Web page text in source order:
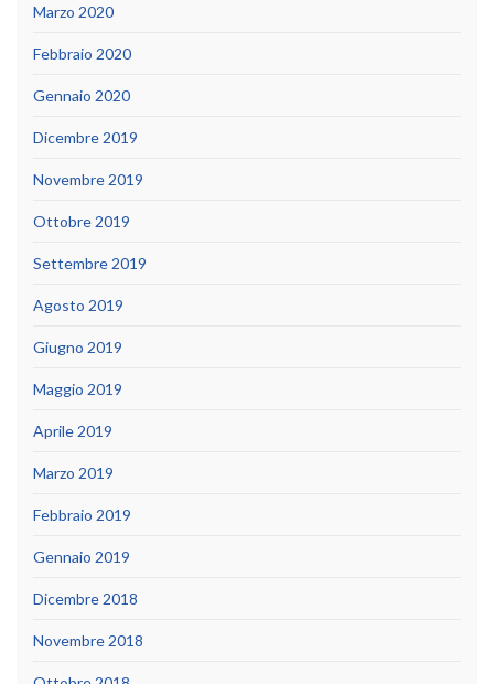
Marzo 2020
Febbraio 2020
Gennaio 2020
Dicembre 2019
Novembre 2019
Ottobre 2019
Settembre 2019
Agosto 2019
Giugno 2019
Maggio 2019
Aprile 2019
Marzo 2019
Febbraio 2019
Gennaio 2019
Dicembre 2018
Novembre 2018